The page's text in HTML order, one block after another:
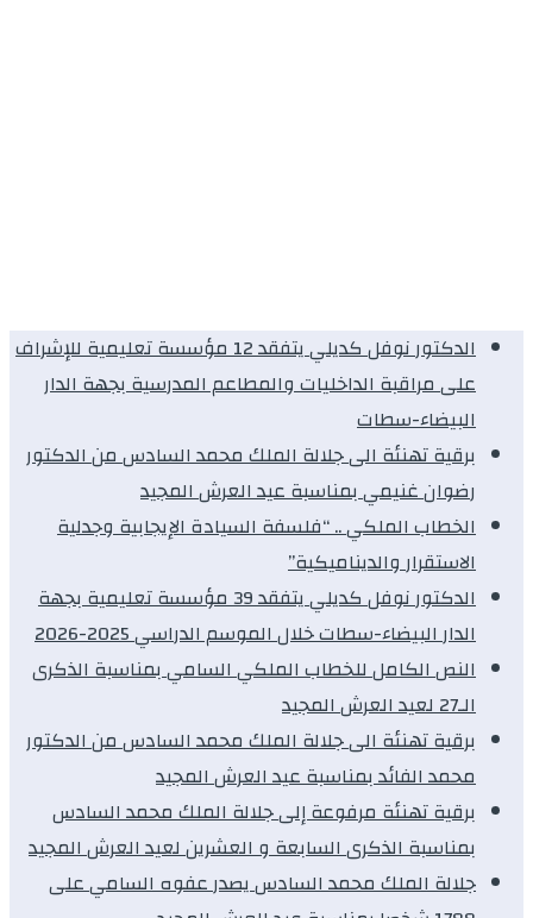
الدكتور نوفل كديلي يتفقد 12 مؤسسة تعليمية للإشراف
على مراقبة الداخليات والمطاعم المدرسية بجهة الدار
البيضاء-سطات
برقية تهنئة الى جلالة الملك محمد السادس من الدكتور
رضوان غنيمي بمناسبة عيد العرش المجيد
الخطاب الملكي .. “فلسفة السيادة الإيجابية وجدلية
الاستقرار والديناميكية”
الدكتور نوفل كديلي يتفقد 39 مؤسسة تعليمية بجهة
الدار البيضاء-سطات خلال الموسم الدراسي 2025-2026
النص الكامل للخطاب الملكي السامي بمناسبة الذكرى
الـ27 لعيد العرش المجيد
برقية تهنئة الى جلالة الملك محمد السادس من الدكتور
محمد الفائد بمناسبة عيد العرش المجيد
برقية تهنئة مرفوعة إلى جلالة الملك محمد السادس
بمناسبة الذكرى السابعة و العشرين لعيد العرش المجيد
جلالة الملك محمد السادس يصدر عفوه السامي على